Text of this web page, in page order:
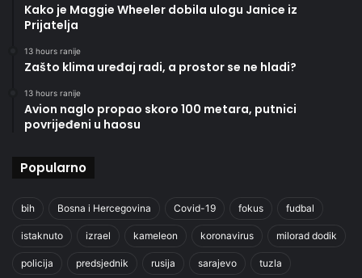
Kako je Maggie Wheeler dobila ulogu Janice iz
Prijatelja
13 hours ranije
Zašto klima uređaj radi, a prostor se ne hladi?
13 hours ranije
Avion naglo propao skoro 100 metara, putnici
povrijeđeni u haosu
Popularno
bih Bosna i Hercegovina Covid-19 fokus fudbal
istaknuto izrael kameleon koronavirus milorad dodik
policija predsjednik rusija sarajevo tuzla